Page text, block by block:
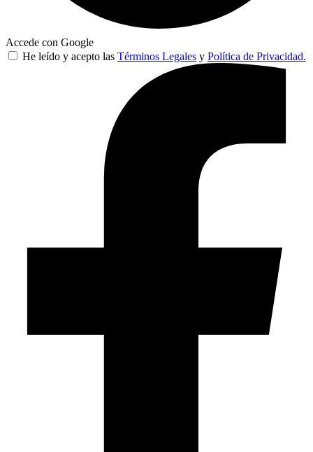
Accede con Google
He leído y acepto las Términos Legales y Política de Privacidad.